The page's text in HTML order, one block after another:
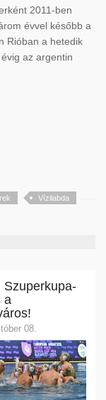
2011-ben
évvel később a
Rióban a hetedik
az argentin
Vízilabda
Szuperkupa-
a
08.